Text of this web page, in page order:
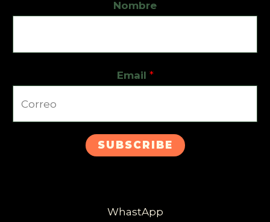
Nombre
Email *
SUBSCRIBE
WhastApp